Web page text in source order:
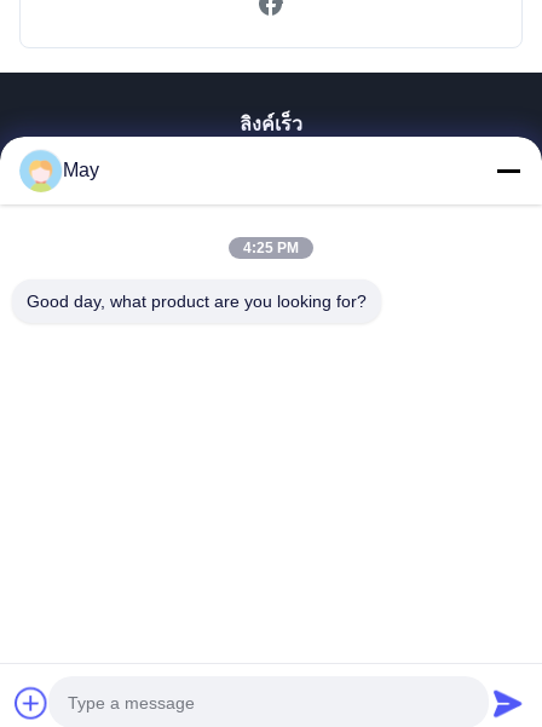
ลิงค์เร็ว
สินค้า
เกี่ยวกับเรา
© 2026 Shenzhen SMX Display Technology Co.,Ltd. All Rights Reserved.
May
4:25 PM
Good day, what product are you looking for?